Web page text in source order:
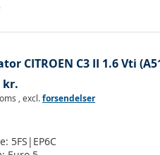
CITROEN C3 II 1.6 Vti
kr.
,excl.forsendelser
5FS|EP6C